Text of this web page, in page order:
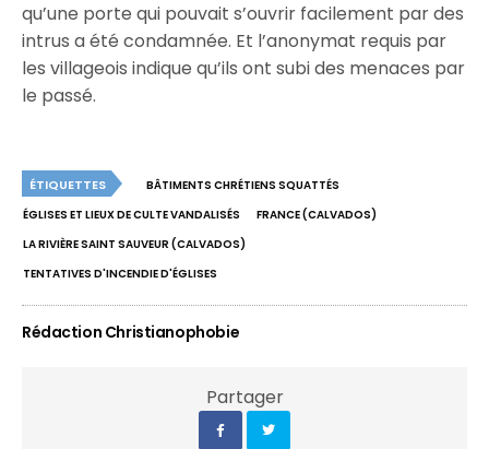
qu’une porte qui pouvait s’ouvrir facilement par des
intrus a été condamnée. Et l’anonymat requis par
les villageois indique qu’ils ont subi des menaces par
le passé.
ÉTIQUETTES
BÂTIMENTS CHRÉTIENS SQUATTÉS
ÉGLISES ET LIEUX DE CULTE VANDALISÉS
FRANCE (CALVADOS)
LA RIVIÈRE SAINT SAUVEUR (CALVADOS)
TENTATIVES D'INCENDIE D'ÉGLISES
Rédaction Christianophobie
Partager